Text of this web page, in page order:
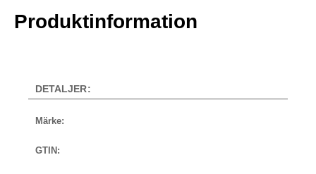
Produktinformation
DETALJER:
Märke:
GTIN: